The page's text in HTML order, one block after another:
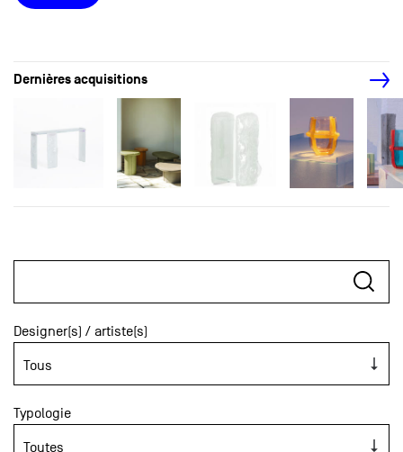
Dernières acquisitions
Designer(s) / artiste(s)
Typologie